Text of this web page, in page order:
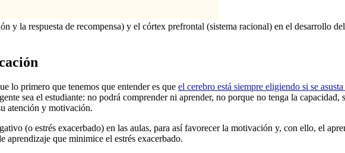
y la respuesta de recompensa) y el córtex prefrontal (sistema racional) en el desarrollo
lo primero que tenemos que entender es que el cerebro está siempre eligiendo si se
sea el estudiante: no podrá comprender ni aprender, no porque no tenga la
atención y motivación.
(o estrés exacerbado) en las aulas, para así favorecer la motivación y, con ello, el
aprendizaje que minimice el estrés exacerbado.